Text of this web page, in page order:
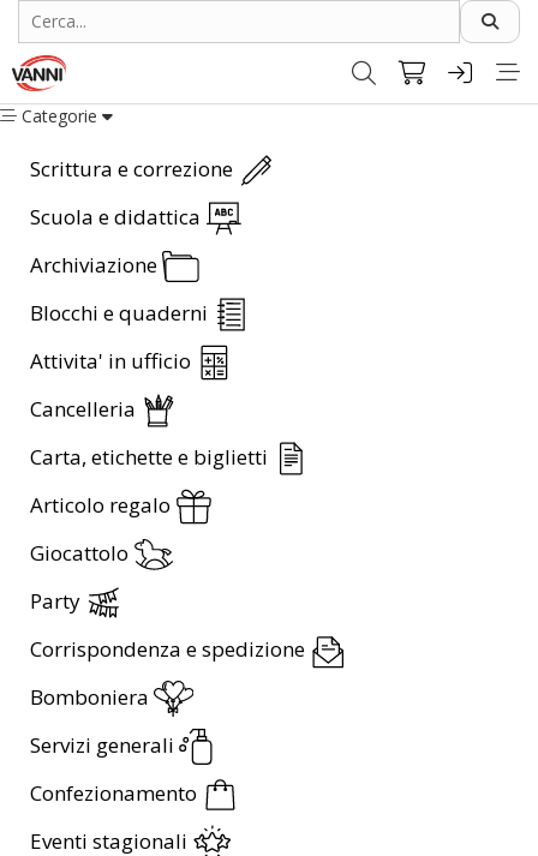
Categorie
Scrittura e correzione
Scuola e didattica
Archiviazione
Blocchi e quaderni
Attivita' in ufficio
Cancelleria
Carta, etichette e biglietti
Articolo regalo
Giocattolo
Party
Corrispondenza e spedizione
Bomboniera
Servizi generali
Confezionamento
Eventi stagionali